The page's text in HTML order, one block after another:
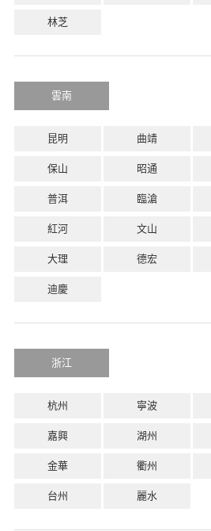
林芝
雲南
昆明 曲靖
保山 昭通
普洱 臨滄
紅河 文山
大理 德宏
迪慶
浙江
杭州 寧波
嘉興 湖州
金華 衢州
台州 麗水